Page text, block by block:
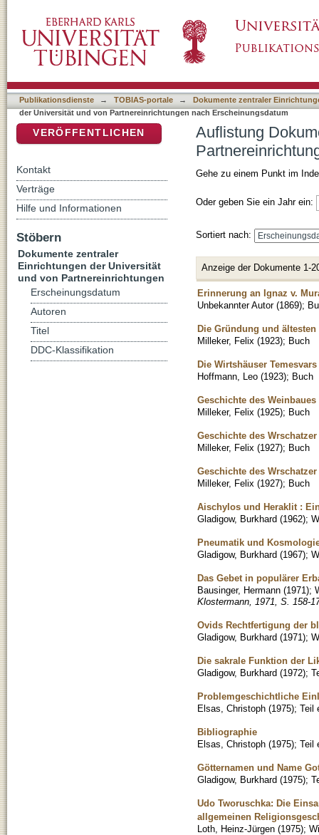
Erscheinungsdatum
Publikationsdienste → TOBIAS-portale →
Dokumente zentraler
der Universität und von Partnereinrichtungen nach Erscheinungsdatum
Auflistung
Gehe zu einem Punkt im
Oder geben Sie ein Jahr ein:
Sortiert nach:
Anzeige der Dokumente 1-
Erinnerung an Ignaz v.
Unbekannter Autor (1869);
Die Gründung und ältesten
Milleker, Felix (1923); Buch
Die Wirtshäuser Temesvars
Hoffmann, Leo (1923); Buch
Geschichte des
Milleker, Felix (1925); Buch
Geschichte des Wrschatzer
Milleker, Felix (1927); Buch
Geschichte des
Milleker, Felix (1927); Buch
Aischylos und Heraklit :
Gladigow, Burkhard (1962);
Pneumatik und
Gladigow, Burkhard (1967);
Das Gebet in populärer
Bausinger, Hermann (1971 );
Klostermann, 1971, S. 158-
Ovids Rechtfertigung der
Gladigow, Burkhard (1971 );
Die sakrale Funktion der
Gladigow, Burkhard (1972);
Problemgeschichtliche
Elsas, Christoph (1975); Teil
Bibliographie
Elsas, Christoph (1975); Teil
Götternamen und Name
Gladigow, Burkhard (1975);
Udo Tworuschka: Die
allgemeinen
Loth, Heinz-Jürgen (1975);
VERÖFFENTLICHEN
Kontakt
Verträge
Hilfe und Informationen
Stöbern
Dokumente zentraler
Einrichtungen der Universität
und von Partnereinrichtungen
Erscheinungsdatum
Autoren
Titel
DDC-Klassifikation